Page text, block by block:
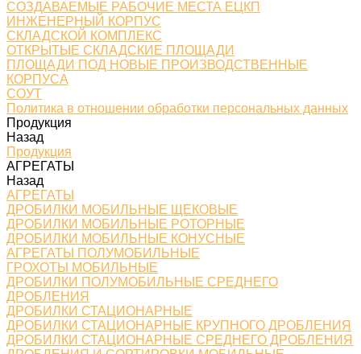
СОЗДАВАЕМЫЕ РАБОЧИЕ МЕСТА ЕЦКП
ИНЖЕНЕРНЫЙ КОРПУС
СКЛАДСКОЙ КОМПЛЕКС
ОТКРЫТЫЕ СКЛАДСКИЕ ПЛОЩАДИ
ПЛОЩАДИ ПОД НОВЫЕ ПРОИЗВОДСТВЕННЫЕ
КОРПУСА
СОУТ
Политика в отношении обработки персональных данных
Продукция
Назад
Продукция
АГРЕГАТЫ
Назад
АГРЕГАТЫ
ДРОБИЛКИ МОБИЛЬНЫЕ ЩЕКОВЫЕ
ДРОБИЛКИ МОБИЛЬНЫЕ РОТОРНЫЕ
ДРОБИЛКИ МОБИЛЬНЫЕ КОНУСНЫЕ
АГРЕГАТЫ ПОЛУМОБИЛЬНЫЕ
ГРОХОТЫ МОБИЛЬНЫЕ
ДРОБИЛКИ ПОЛУМОБИЛЬНЫЕ СРЕДНЕГО
ДРОБЛЕНИЯ
ДРОБИЛКИ СТАЦИОНАРНЫЕ
ДРОБИЛКИ СТАЦИОНАРНЫЕ КРУПНОГО ДРОБЛЕНИЯ
ДРОБИЛКИ СТАЦИОНАРНЫЕ СРЕДНЕГО ДРОБЛЕНИЯ